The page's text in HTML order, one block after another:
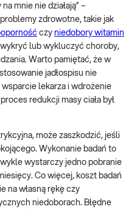
mnie nie działają” –
zdrowotne, takie jak
czy niedobory witamin
wykryć lub wykluczyć choroby,
Warto pamiętać, że w
jadłospisu nie
lekarza i wdrożenie
redukcji masy ciała był
może zaszkodzić, jeśli
Wykonanie badań to
wystarczy jedno pobranie
Co więcej, koszt badań
na własną rękę czy
niedoborach. Błędne